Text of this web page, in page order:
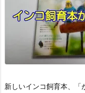
新しいインコ飼育本、